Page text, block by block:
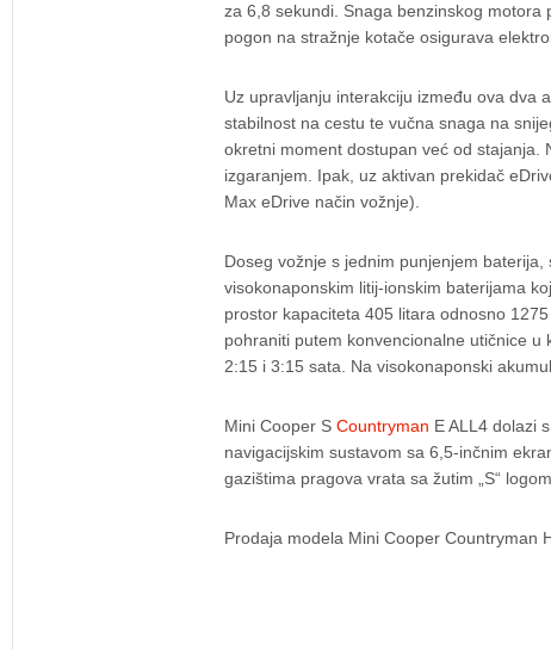
za 6,8 sekundi. Snaga benzinskog
pogon na stražnje kotače osigurava
Uz upravljanju interakciju između ova dva
stabilnost na cestu te vučna snaga na
okretni moment dostupan već od stajanja.
izgaranjem. Ipak, uz aktivan prekidač
Max eDrive način vožnje).
Doseg vožnje s jednim punjenjem
visokonaponskim litij-ionskim baterijama
prostor kapaciteta 405 litara odnosno
pohraniti putem konvencionalne utičnice
2:15 i 3:15 sata. Na visokonaponski
Mini Cooper S Countryman E ALL4 dolazi
navigacijskim sustavom sa 6,5-inčnim
gazištima pragova vrata sa žutim „S“
Prodaja modela Mini Cooper Countryman